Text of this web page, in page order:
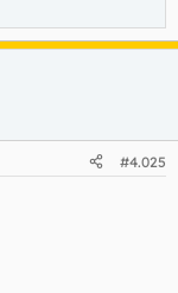
#4.025